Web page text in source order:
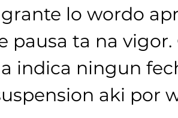
lo wordo
pausa ta na
indica ningun
aki por